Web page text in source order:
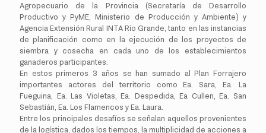
Agropecuario de la Provincia (Secretaría de Desarrollo
Productivo y PyME, Ministerio de Producción y Ambiente) y
Agencia Extensión Rural INTA Río Grande, tanto en las instancias
de planificación como en la ejecución de los proyectos de
siembra y cosecha en cada uno de los establecimientos
ganaderos participantes.
En estos primeros 3 años se han sumado al Plan Forrajero
importantes actores del territorio como Ea. Sara, Ea. La
Fueguina, Ea. Las Violetas, Ea. Despedida, Ea Cullen, Ea. San
Sebastián, Ea. Los Flamencos y Ea. Laura.
Entre los principales desafíos se señalan aquellos provenientes
de la logística, dados los tiempos, la multiplicidad de acciones a